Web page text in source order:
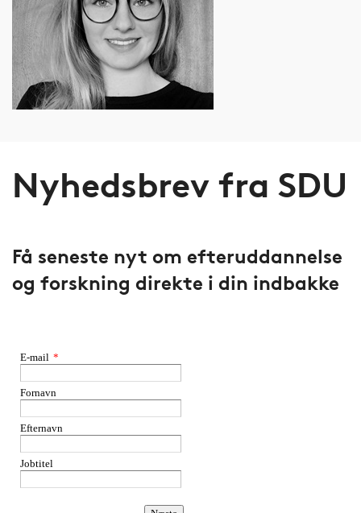
Nyhedsbrev fra SDU
Få seneste nyt om efteruddannelse
og forskning direkte i din indbakke